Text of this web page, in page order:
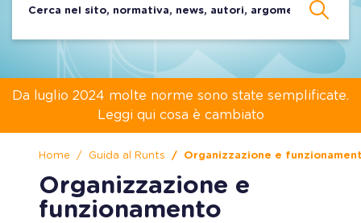
Da luglio 2024 molte norme sono state semplificate.
Leggi qui cosa è cambiato
Home Guida al Runts Organizzazione e
Organizzazione e
funzionamento